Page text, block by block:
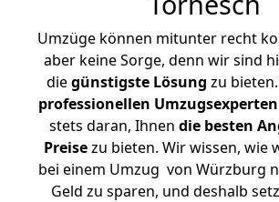
Umzüge können mitunter recht
aber keine Sorge, denn wir sind
diegünstigste Lösung zu
professionellen Umzugsexperten
stets daran, Ihnen die besten
Preisezu bieten. Wir wissen, wie
bei einem Umzug von Würzburg
Geld zu sparen, und deshalb